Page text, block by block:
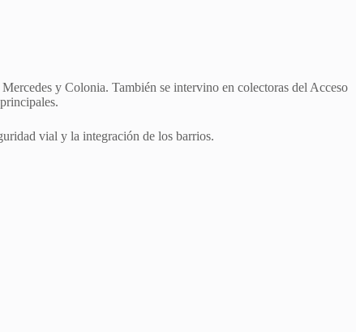
y Colonia. También se intervino en colectoras del Acceso
vial y la integración de los barrios.